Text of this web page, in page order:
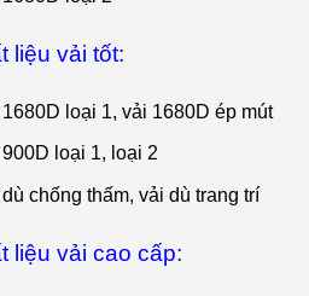
liệu vải tốt:
loại 1, vải 1680D ép mút
loại 1, loại 2
chống thấm, vải dù trang trí
liệu vải cao cấp: